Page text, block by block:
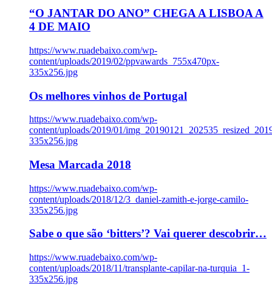
“O JANTAR DO ANO” CHEGA A LISBOA A
4 DE MAIO
https://www.ruadebaixo.com/wp-
content/uploads/2019/02/ppvawards_755x470px-
335x256.jpg
Os melhores vinhos de Portugal
https://www.ruadebaixo.com/wp-
content/uploads/2019/01/
335x256.jpg
Mesa Marcada 2018
https://www.ruadebaixo.com/wp-
content/uploads/2018/12/3_daniel-zamith-e-jorge-camilo-
335x256.jpg
Sabe o que são ‘bitters’? Vai querer descobrir…
https://www.ruadebaixo.com/wp-
content/uploads/2018/11/transplante-capilar-na-turquia_1-
335x256.jpg